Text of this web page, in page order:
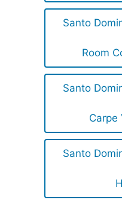
Santo
Room
Santo
Carpe
Santo